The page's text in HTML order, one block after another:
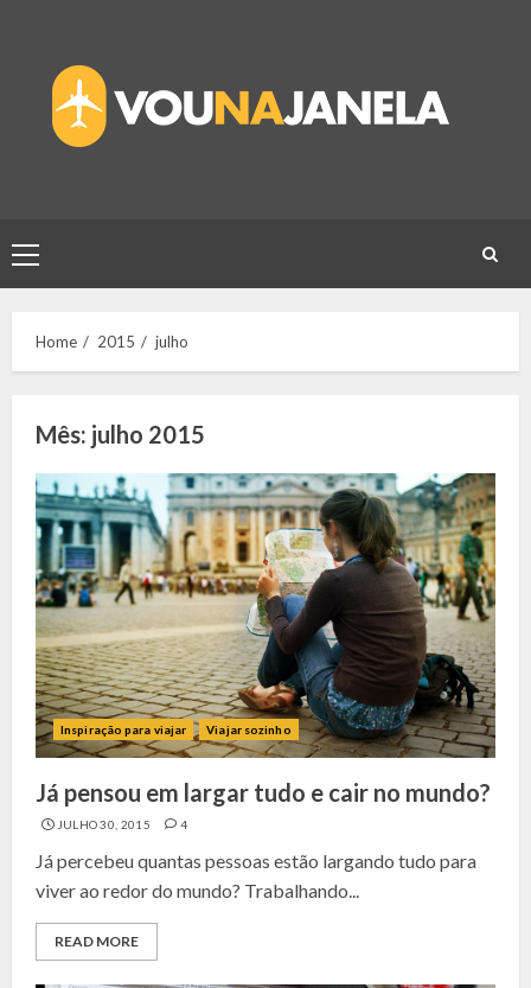
content
Primary
Menu
Home 2015 julho
Mês: julho 2015
Inspiração para viajar Viajar sozinho
Já pensou em largar tudo e cair no mundo?
JULHO 30, 2015 4
Já percebeu quantas pessoas estão largando tudo para
viver ao redor do mundo? Trabalhando...
READ MORE